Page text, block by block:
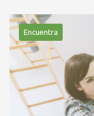
Encuentra